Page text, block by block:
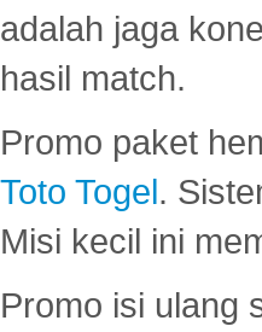
adalah jaga
hasil match.
Promo paket
Toto Togel.
Misi kecil ini
Promo isi ulang